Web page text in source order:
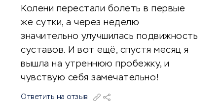
Колени перестали болеть в первые
же сутки, а через неделю
значительно улучшилась подвижность
суставов. И вот ещё, спустя месяц я
вышла на утреннюю пробежку, и
чувствую себя замечательно!
Ответить на отзыв